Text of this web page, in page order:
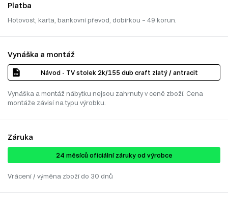
Platba
Hotovost, karta, bankovní převod, dobírkou – 49 korun.
Vynáška a montáž
Návod - TV stolek 2k/155 dub craft zlatý / antracit
Vynáška a montáž nábytku nejsou zahrnuty v ceně zboží. Cena
montáže závisí na typu výrobku.
Záruka
24 ​​​​měsíců oficiální záruky od výrobce
Vrácení / výměna zboží do 30 dnů